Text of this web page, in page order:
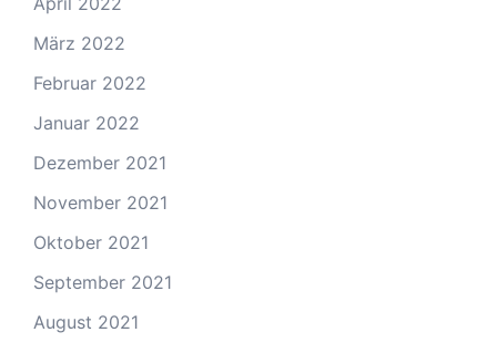
März 2022
Februar 2022
Januar 2022
Dezember 2021
November 2021
Oktober 2021
September 2021
August 2021